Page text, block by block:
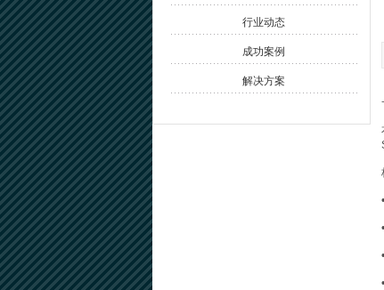
行业动态
成功案例
解决方案